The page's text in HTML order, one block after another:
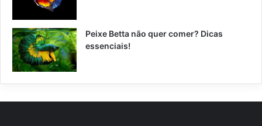
Peixe Betta não quer comer? Dicas
essenciais!